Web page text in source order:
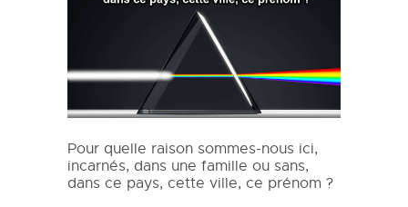
Pour quelle raison sommes-nous ici,
incarnés, dans une famille ou sans,
dans ce pays, cette ville, ce prénom ?